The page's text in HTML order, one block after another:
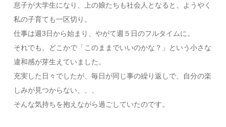
息子が大学生になり、上の娘たちも社会人となると、ようやく
私の子育ても一区切り。
仕事は週3日から始まり、やがて週５日のフルタイムに。
それでも、どこかで「このままでいいのかな？」という小さな
違和感が芽生えていました。
充実した日々でしたが、毎日が同じ事の繰り返しで、自分の楽
しみが見つからない、、、
そんな気持ちを抱えながら過ごしていたのです。